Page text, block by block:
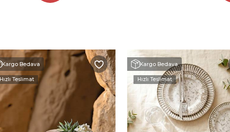
Kargo Bedava
Hızlı Teslimat
Kargo Bedava
Hızlı Teslimat